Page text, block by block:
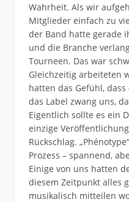
Wahrheit. Als wir
Mitglieder einfach zu
der Band hatte gerade
und die Branche
Tourneen. Das war
Gleichzeitig arbeiteten
hatten das Gefühl,
das Label zwang uns,
Eigentlich sollte es ein
einzige
Rückschlag.
Prozess – spannend,
Einige von uns hatten
diesem Zeitpunkt alles
musikalisch mitteilen